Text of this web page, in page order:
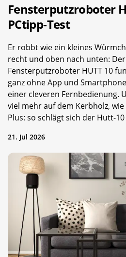
Fensterputzroboter
PCtipp-Test
Er robbt wie ein kleines
recht und oben nach unten: Der
Fensterputzroboter HUTT 10
ganz ohne App und
einer cleveren Fernbedienung.
viel mehr auf dem Kerbholz, wie
Plus: so schlägt sich der Hutt-
21. Jul 2026